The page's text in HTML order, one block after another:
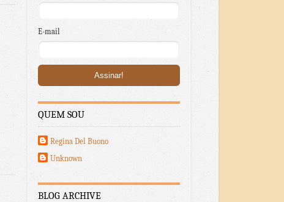
E-mail
QUEM SOU
Regina Del Buono
Unknown
BLOG ARCHIVE